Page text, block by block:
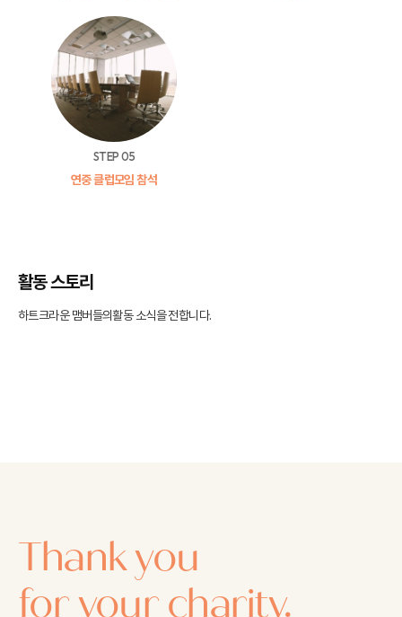
STEP 05
연중 클럽모임 참석
활동 스토리
하트크라운 맴버들의활동 소식을 전합니다.
Thank you
for your charity.